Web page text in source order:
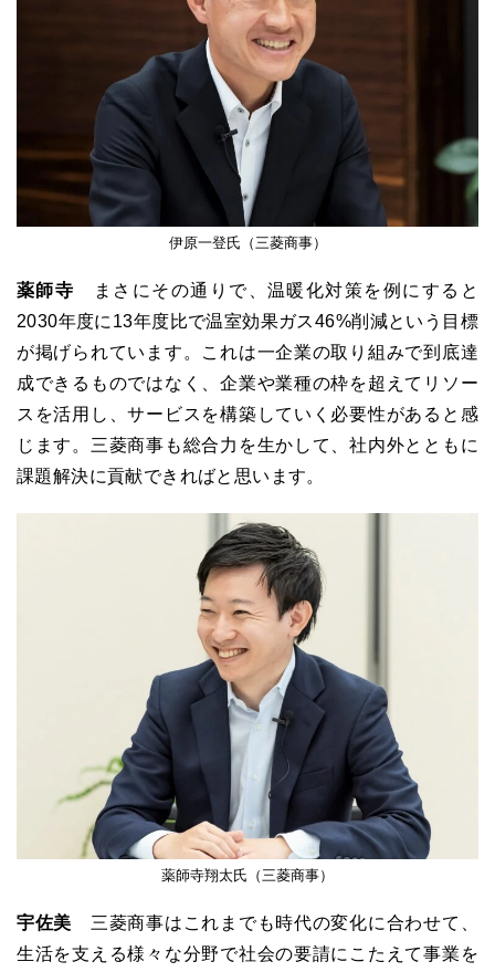
伊原一登氏（三菱商事）
薬師寺 まさにその通りで、温暖化対策を例にすると
2030年度に13年度比で温室効果ガス46%削減という目標
が掲げられています。これは一企業の取り組みで到底達
成できるものではなく、企業や業種の枠を超えてリソー
スを活用し、サービスを構築していく必要性があると感
じます。三菱商事も総合力を生かして、社内外とともに
課題解決に貢献できればと思います。
薬師寺翔太氏（三菱商事）
宇佐美 三菱商事はこれまでも時代の変化に合わせて、
生活を支える様々な分野で社会の要請にこたえて事業を